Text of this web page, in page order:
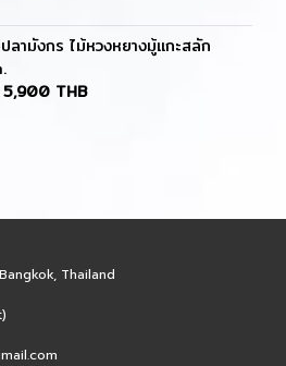
ามังกร ไม้หวงหยางมู้แกะสลัก
5,900 THB
Thailand